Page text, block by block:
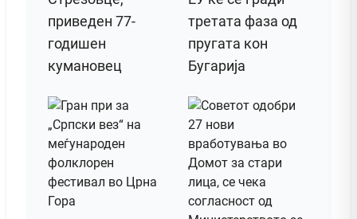
приведен 77-
годишен
кумановец
третата фаза од
пругата кон
Бугарија